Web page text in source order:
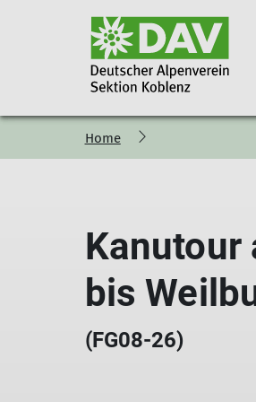
Neues aus der
Geschäftsstelle
Vorträge
BergsteigenHütten
Home
Kanutour
bis
(FG08-26)